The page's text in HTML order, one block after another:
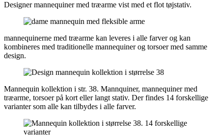
Designer mannequiner med træarme vist med et flot tøjstativ.
mannequinerne med træarme kan leveres i alle farver og kan
kombineres med traditionelle mannequiner og torsoer med samme
design.
Mannequin kollektion i str. 38. Mannquiner, mannequiner med
træarme, torsoer på kort eller langt stativ. Der findes 14 forskellige
varianter som alle kan tilbydes i alle farver.